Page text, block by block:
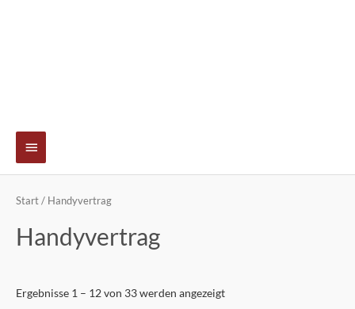
Hauptmenü
Start / Handyvertrag
Handyvertrag
Ergebnisse 1 – 12 von 33 werden angezeigt